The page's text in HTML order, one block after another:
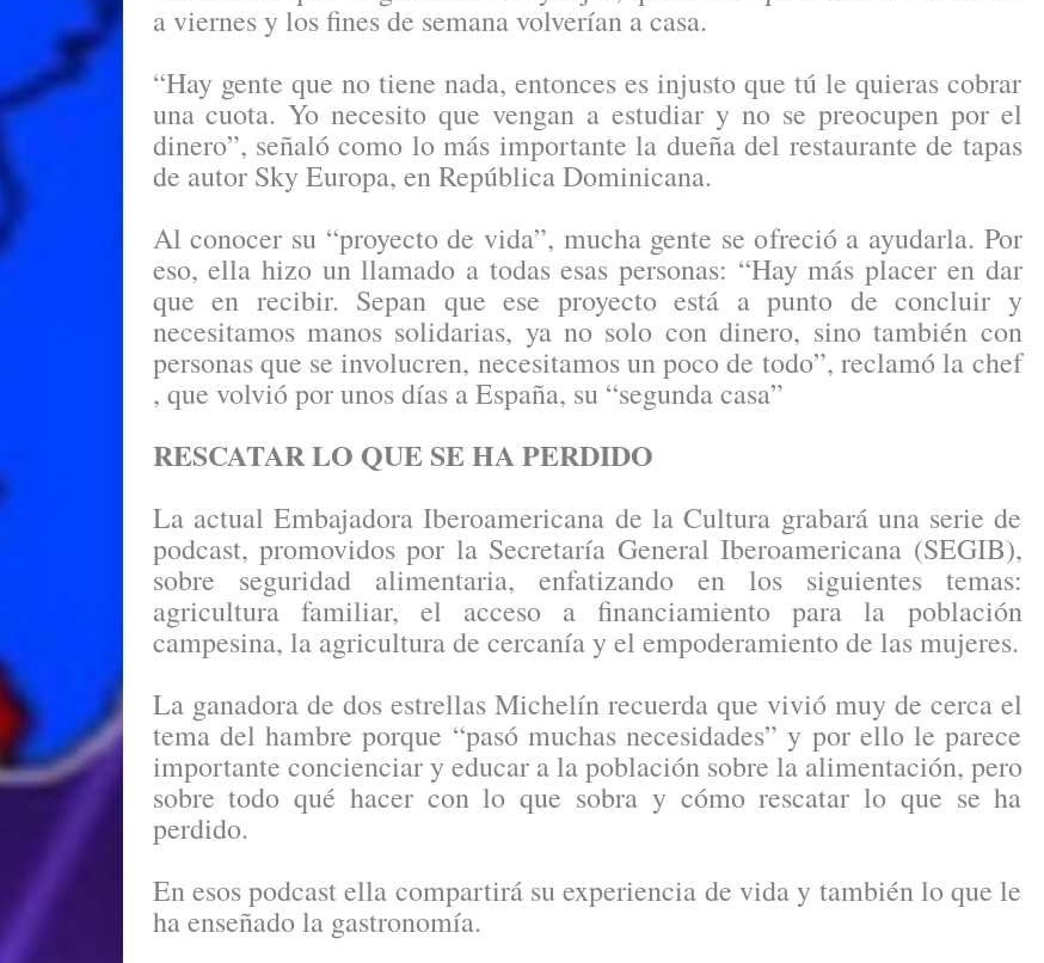
a viernes y los fines de semana volverían a casa.
“Hay gente que no tiene nada, entonces es injusto que tú le quieras cobrar
una cuota. Yo necesito que vengan a estudiar y no se preocupen por el
dinero”, señaló como lo más importante la dueña del restaurante de tapas
de autor Sky Europa, en República Dominicana.
Al conocer su “proyecto de vida”, mucha gente se ofreció a ayudarla. Por
eso, ella hizo un llamado a todas esas personas: “Hay más placer en dar
que en recibir. Sepan que ese proyecto está a punto de concluir y
necesitamos manos solidarias, ya no solo con dinero, sino también con
personas que se involucren, necesitamos un poco de todo”, reclamó la chef
, que volvió por unos días a España, su “segunda casa”
RESCATAR LO QUE SE HA PERDIDO
La actual Embajadora Iberoamericana de la Cultura grabará una serie de
podcast, promovidos por la Secretaría General Iberoamericana (SEGIB),
sobre seguridad alimentaria, enfatizando en los siguientes temas:
agricultura familiar, el acceso a financiamiento para la población
campesina, la agricultura de cercanía y el empoderamiento de las mujeres.
La ganadora de dos estrellas Michelín recuerda que vivió muy de cerca el
tema del hambre porque “pasó muchas necesidades” y por ello le parece
importante concienciar y educar a la población sobre la alimentación, pero
sobre todo qué hacer con lo que sobra y cómo rescatar lo que se ha
perdido.
En esos podcast ella compartirá su experiencia de vida y también lo que le
ha enseñado la gastronomía.